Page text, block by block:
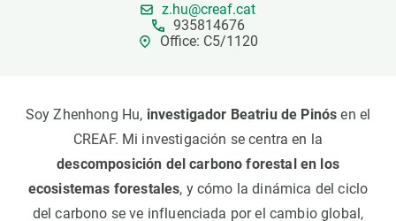
z.hu@creaf.cat
935814676
Office: C5/1120
Soy Zhenhong Hu, investigador Beatriu de Pinós en el
CREAF. Mi investigación se centra en la
descomposición del carbono forestal en los
ecosistemas forestales, y cómo la dinámica del ciclo
del carbono se ve influenciada por el cambio global,